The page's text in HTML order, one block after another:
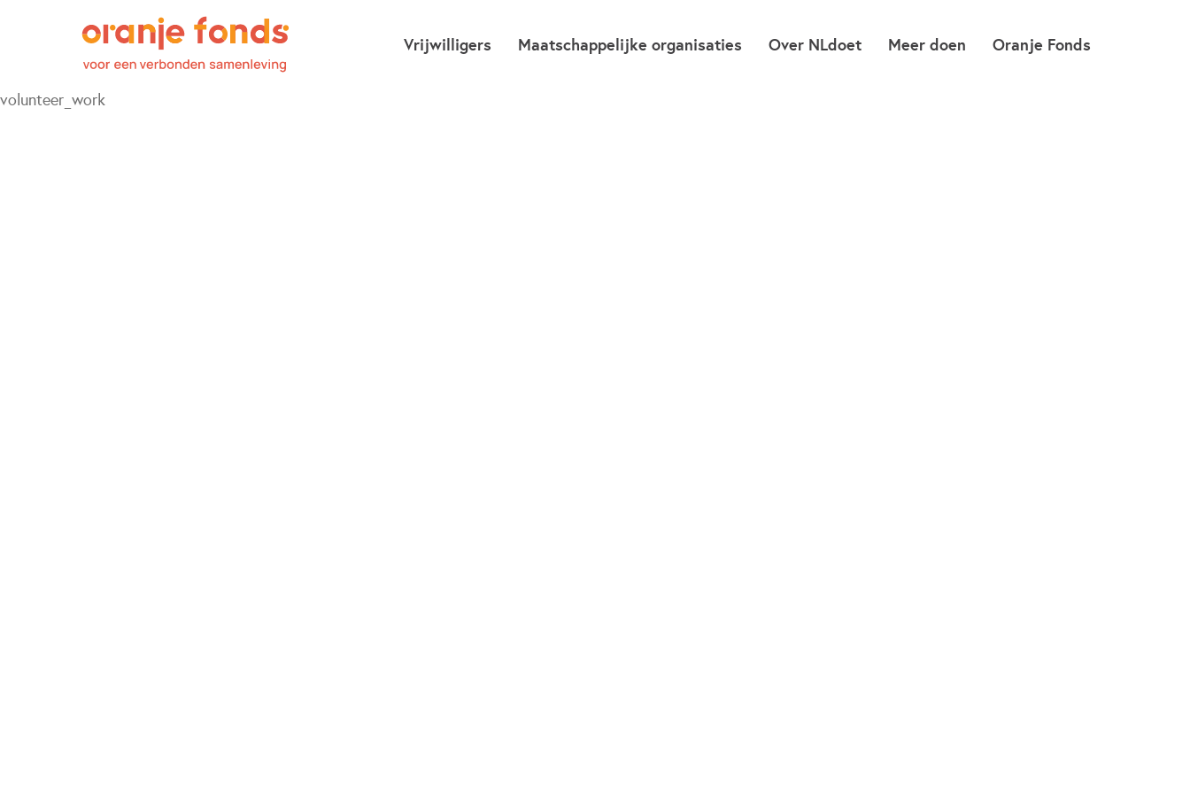
Vrijwilligers Maatschappelijke organisaties Over NLdoet Meer doen Oranje Fonds
volunteer_work